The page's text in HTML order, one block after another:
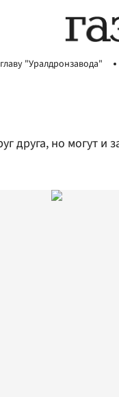
"Уралдронзавода"
друга, но могут и